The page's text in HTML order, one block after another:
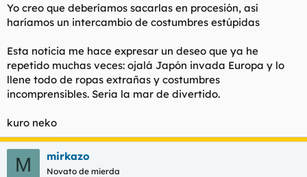
Yo creo que deberíamos sacarlas en procesión, así
haríamos un intercambio de costumbres estúpidas
Esta noticia me hace expresar un deseo que ya he
repetido muchas veces: ojalá Japón invada Europa y lo
llene todo de ropas extrañas y costumbres
incomprensibles. Seria la mar de divertido.
kuro neko
M mirkazo
Novato de mierda